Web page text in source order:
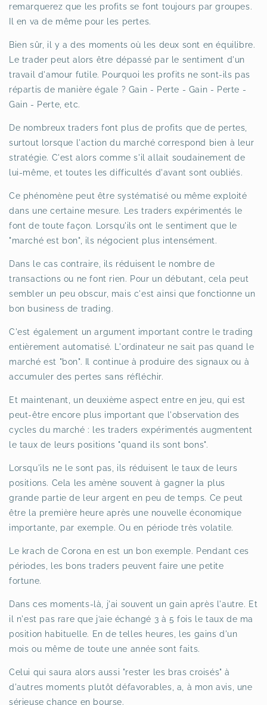
remarquerez que les profits se font toujours par groupes.
Il en va de même pour les pertes.
Bien sûr, il y a des moments où les deux sont en équilibre.
Le trader peut alors être dépassé par le sentiment d'un
travail d'amour futile. Pourquoi les profits ne sont-ils pas
répartis de manière égale ? Gain - Perte - Gain - Perte -
Gain - Perte, etc.
De nombreux traders font plus de profits que de pertes,
surtout lorsque l'action du marché correspond bien à leur
stratégie. C'est alors comme s'il allait soudainement de
lui-même, et toutes les difficultés d'avant sont oubliés.
Ce phénomène peut être systématisé ou même exploité
dans une certaine mesure. Les traders expérimentés le
font de toute façon. Lorsqu'ils ont le sentiment que le
"marché est bon", ils négocient plus intensément.
Dans le cas contraire, ils réduisent le nombre de
transactions ou ne font rien. Pour un débutant, cela peut
sembler un peu obscur, mais c'est ainsi que fonctionne un
bon business de trading.
C'est également un argument important contre le trading
entièrement automatisé. L'ordinateur ne sait pas quand le
marché est "bon". Il continue à produire des signaux ou à
accumuler des pertes sans réfléchir.
Et maintenant, un deuxième aspect entre en jeu, qui est
peut-être encore plus important que l'observation des
cycles du marché : les traders expérimentés augmentent
le taux de leurs positions "quand ils sont bons".
Lorsqu'ils ne le sont pas, ils réduisent le taux de leurs
positions. Cela les amène souvent à gagner la plus
grande partie de leur argent en peu de temps. Ce peut
être la première heure après une nouvelle économique
importante, par exemple. Ou en période très volatile.
Le krach de Corona en est un bon exemple. Pendant ces
périodes, les bons traders peuvent faire une petite
fortune.
Dans ces moments-là, j'ai souvent un gain après l'autre. Et
il n'est pas rare que j’aie échangé 3 à 5 fois le taux de ma
position habituelle. En de telles heures, les gains d'un
mois ou même de toute une année sont faits.
Celui qui saura alors aussi "rester les bras croisés" à
d'autres moments plutôt défavorables, a, à mon avis, une
sérieuse chance en bourse.